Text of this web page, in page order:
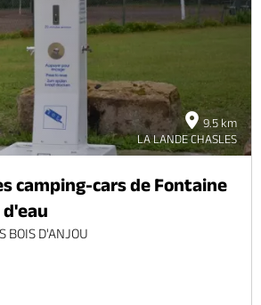
9.5 km
LA LANDE CHASLES
camping-cars de Fontaine
BOIS D'ANJOU